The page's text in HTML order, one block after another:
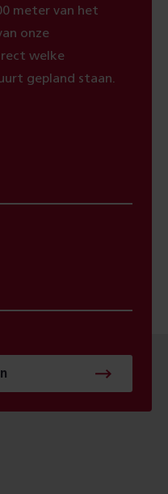
meter van het
onze
welke
gepland staan.